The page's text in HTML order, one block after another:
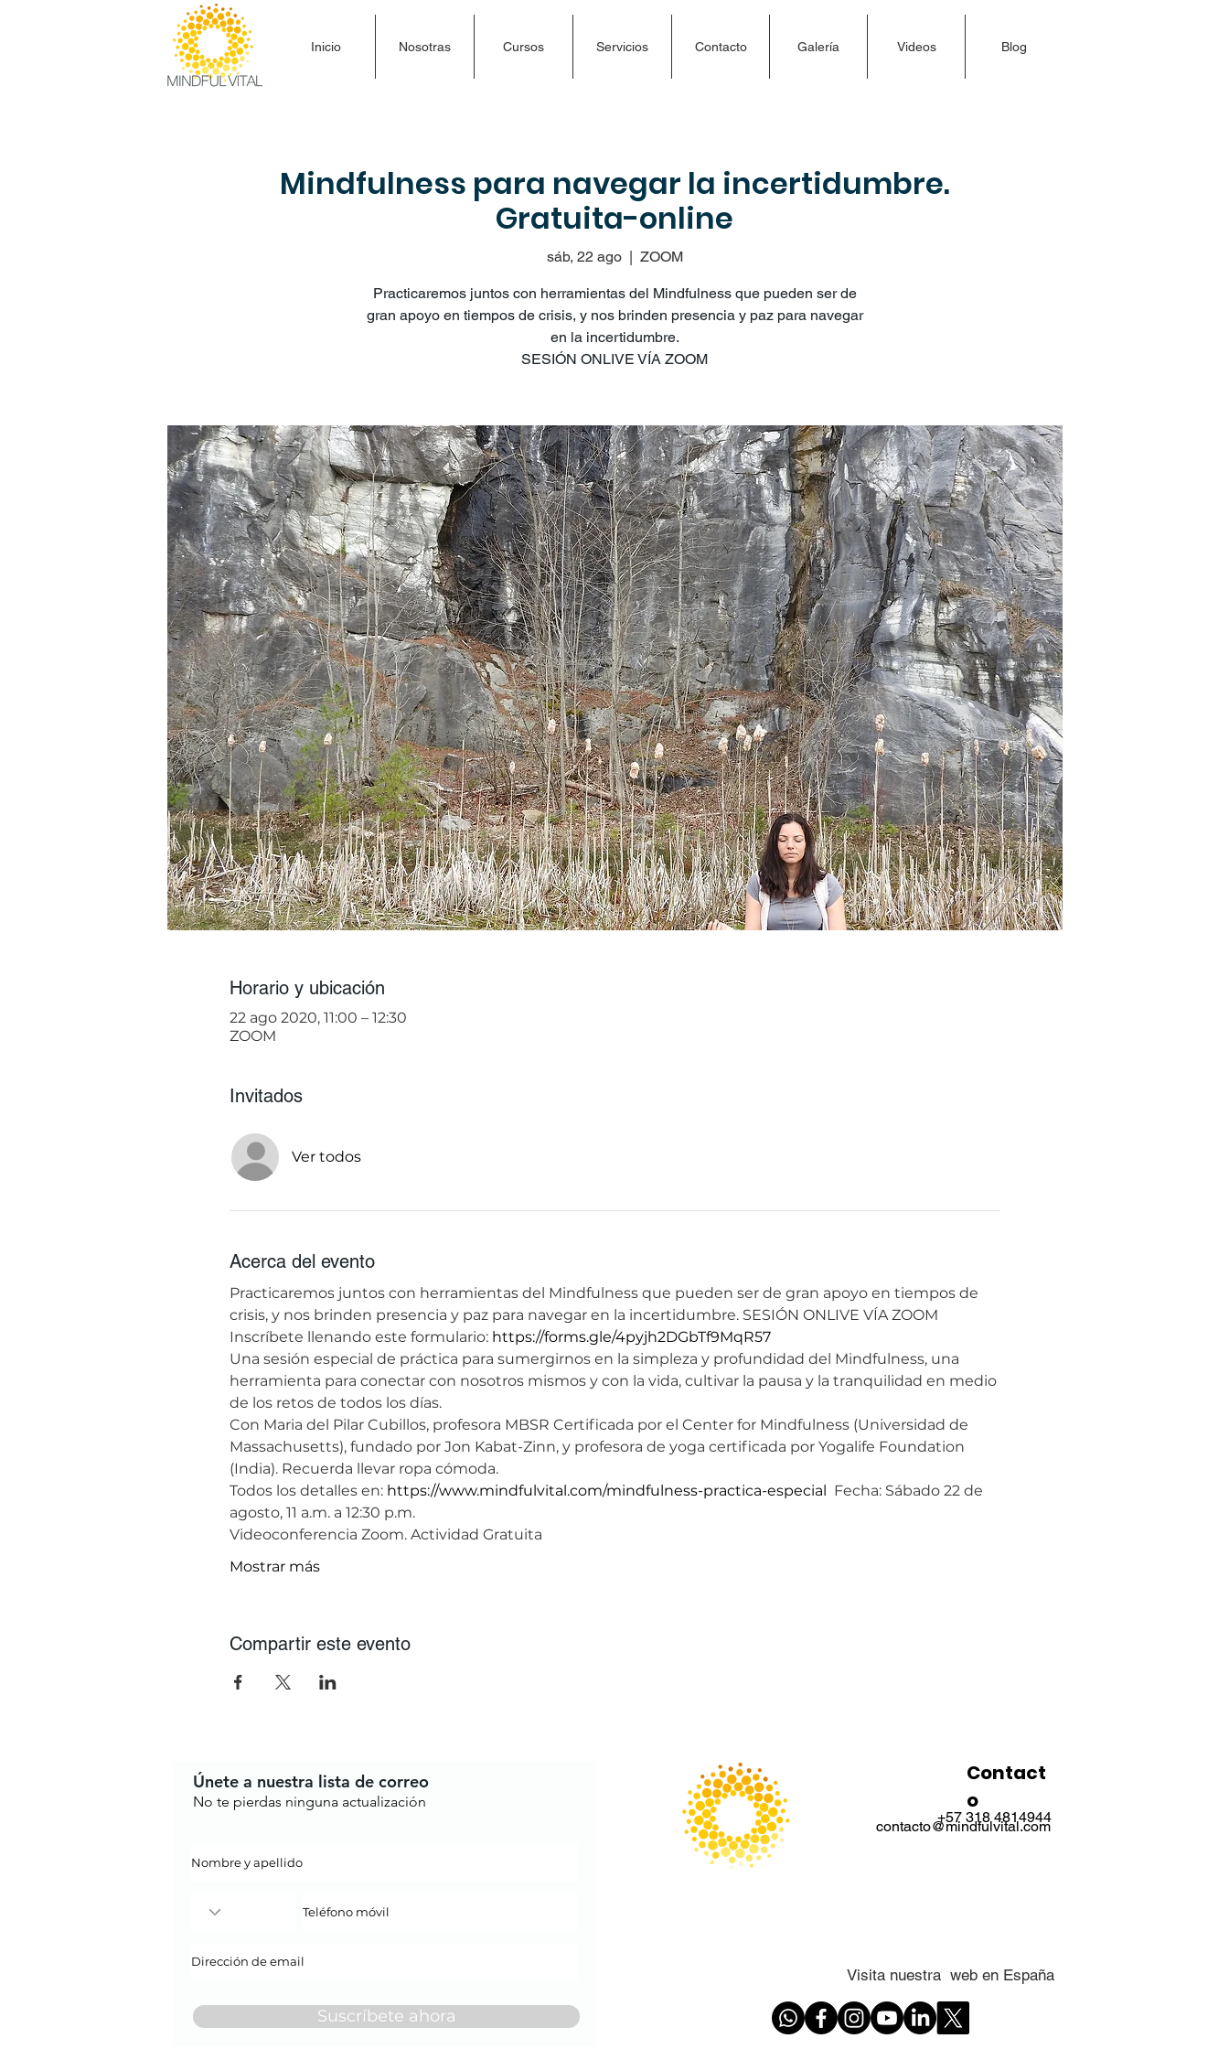
Inicio Nosotras Cursos Servicios Contacto Galería Videos Blog
Mindfulness para navegar la incertidumbre.
Gratuita-online
sáb, 22 ago
  |
ZOOM
Practicaremos juntos con herramientas del Mindfulness que pueden ser de
gran apoyo en tiempos de crisis, y nos brinden presencia y paz para navegar
en la incertidumbre.
Horario y ubicación
22 ago 2020, 11:00 – 12:30
ZOOM
Invitados
Ver todos
Acerca del evento
Practicaremos juntos con herramientas del Mindfulness que pueden ser de gran apoyo en tiempos de
crisis, y nos brinden presencia y paz para navegar en la incertidumbre. SESIÓN ONLIVE VÍA ZOOM
​Inscríbete llenando este formulario: https://forms.gle/4pyjh2DGbTf9MqR57
​Una sesión especial de práctica para sumergirnos en la simpleza y profundidad del Mindfulness, una
herramienta para conectar con nosotros mismos y con la vida, cultivar la pausa y la tranquilidad en medio
de los retos de todos los días.
Con Maria del Pilar Cubillos, profesora MBSR Certificada por el Center for Mindfulness (Universidad de
Massachusetts), fundado por Jon Kabat-Zinn, y profesora de yoga certificada por Yogalife Foundation
(India). Recuerda llevar ropa cómoda.
Todos los detalles en: https://www.mindfulvital.com/mindfulness-practica-especial ​ Fecha: Sábado 22 de
agosto, 11 a.m. a 12:30 p.m.
Videoconferencia Zoom. Actividad Gratuita
Mostrar más
Compartir este evento
Únete a nuestra lista de correo
No te pierdas ninguna actualización
Suscríbete ahora
Contact
o
+57 318 4814944
contacto@mindfulvital.com
Visita nuestra web en España